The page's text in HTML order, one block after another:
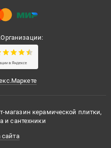
магазин керамической плитки,
и сантехники
сайта